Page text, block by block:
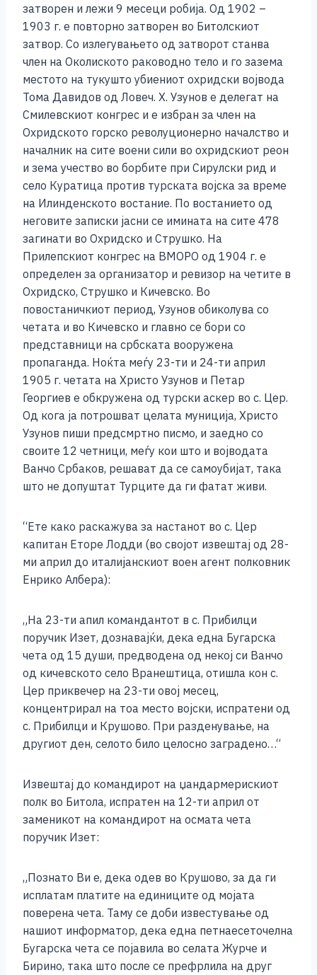
затворен и лежи 9 месеци робија. Од 1902 –
1903 г. е повторно затворен во Битолскиот
затвор. Со излегувањето од затворот станва
член на Околиското раководно тело и го зазема
местото на тукушто убиениот охридски војвода
Тома Давидов од Ловеч. Х. Узунов е делегат на
Смилевскиот конгрес и е избран за член на
Охридското горско револуционерно началство и
началник на сите воени сили во охридскиот реон
и зема учество во борбите при Сирулски рид и
село Куратица против турската војска за време
на Илинденското востание. По востанието од
неговите записки јасни се имината на сите 478
загинати во Охридско и Струшко. На
Прилепскиот конгрес на ВМОРО од 1904 г. е
определен за организатор и ревизор на четите в
Охридско, Струшко и Кичевско. Во
повостаничкиот период, Узунов обиколува со
четата и во Кичевско и главно се бори со
представници на србската вооружена
пропаганда. Ноќта меѓу 23-ти и 24-ти април
1905 г. четата на Христо Узунов и Петар
Георгиев е обкружена од турски аскер во с. Цер.
Од кога ја потрошват целата муниција, Христо
Узунов пиши предсмртно писмо, и заедно со
своите 12 четници, меѓу кои што и војводата
Ванчо Србаков, решават да се самоубијат, така
што не допуштат Турците да ги фатат живи.
“Ете како раскажува за настанот во с. Цер
капитан Еторе Лодди (во својот извештај од 28-
ми април до италијанскиот воен агент полковник
Енрико Албера):
„На 23-ти апил командантот в с. Прибилци
поручик Изет, дознавајќи, дека една Бугарска
чета од 15 души, предводена од некој си Ванчо
од кичевското село Вранештица, отишла кон с.
Цер приквечер на 23-ти овој месец,
концентрирал на тоа место војски, испратени од
с. Прибилци и Крушово. При разденување, на
другиот ден, селото било целосно заградено…“
Извештај до командирот на џандармерискиот
полк во Битола, испратен на 12-ти април от
заменикот на командирот на осмата чета
поручик Изет:
„Познато Ви е, дека одев во Крушово, за да ги
исплатам платите на единиците од мојата
поверена чета. Таму се доби известување од
нашиот информатор, дека една петнаесеточелна
Бугарска чета се појавила во селата Журче и
Бирино, така што после се префрлила на друг